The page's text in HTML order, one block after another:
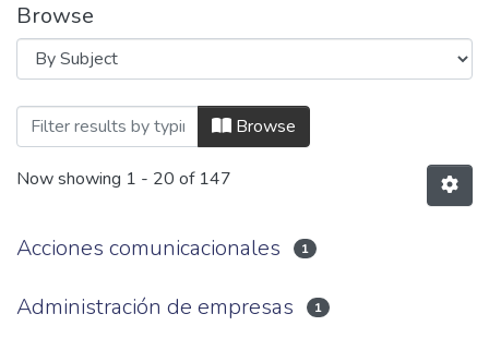
Browse
Browsing Facultad de Ciencias de la
Browse
Now showing 1 - 20 of 147
Acciones comunicacionales 1
Administración de empresas 1